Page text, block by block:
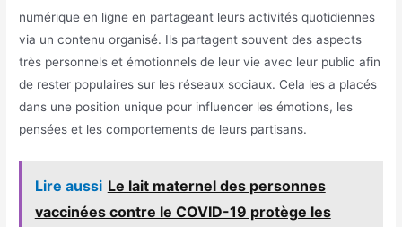
numérique en ligne en partageant leurs activités quotidiennes
via un contenu organisé. Ils partagent souvent des aspects
très personnels et émotionnels de leur vie avec leur public afin
de rester populaires sur les réseaux sociaux. Cela les a placés
dans une position unique pour influencer les émotions, les
pensées et les comportements de leurs partisans.
Lire aussi Le lait maternel des personnes
vaccinées contre le COVID-19 protège les